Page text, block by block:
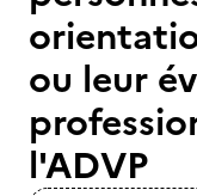
ou leur
l'ADVP